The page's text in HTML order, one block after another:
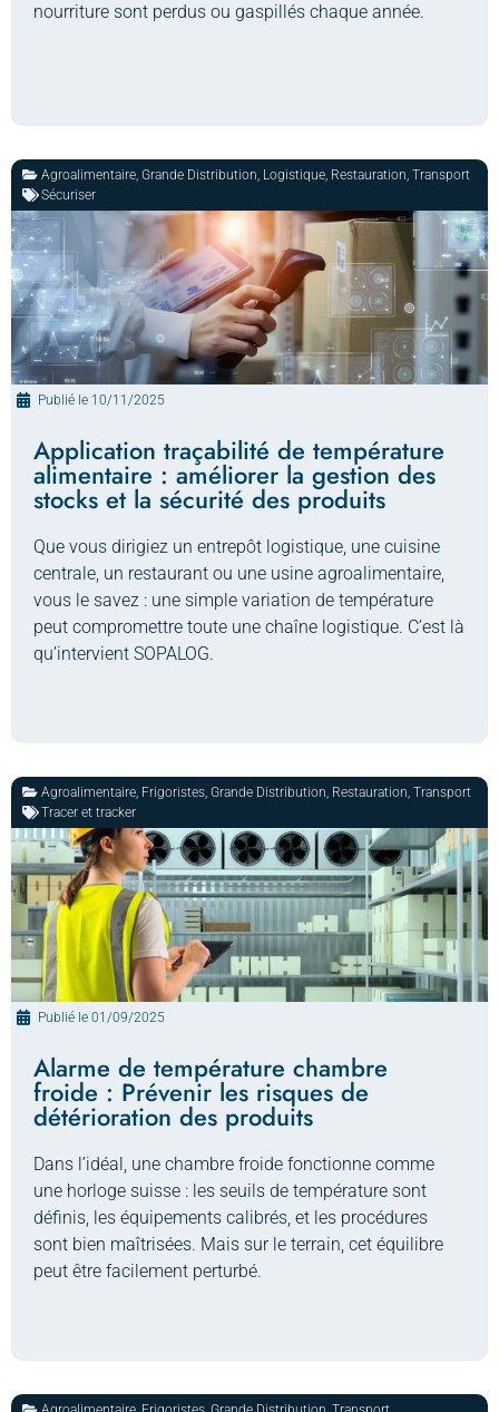
nourriture sont perdus ou gaspillés chaque année.
Agroalimentaire, Grande Distribution, Logistique, Restauration, Transport
Sécuriser
Publié le 10/11/2025
Application traçabilité de température
alimentaire : améliorer la gestion des
stocks et la sécurité des produits
Que vous dirigiez un entrepôt logistique, une cuisine
centrale, un restaurant ou une usine agroalimentaire,
vous le savez : une simple variation de température
peut compromettre toute une chaîne logistique. C’est là
qu’intervient SOPALOG.
Agroalimentaire, Frigoristes, Grande Distribution, Restauration, Transport
Tracer et tracker
Publié le 01/09/2025
Alarme de température chambre
froide : Prévenir les risques de
détérioration des produits
Dans l’idéal, une chambre froide fonctionne comme
une horloge suisse : les seuils de température sont
définis, les équipements calibrés, et les procédures
sont bien maîtrisées. Mais sur le terrain, cet équilibre
peut être facilement perturbé.